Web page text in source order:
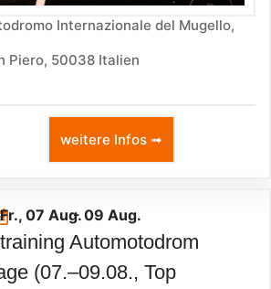
Internazionale del Mugello,
Piero, 50038 Italien
weitere Infos ➟
Fr., 07 Aug.- 09 Aug.
Automotodrom
(07.–09.08., Top